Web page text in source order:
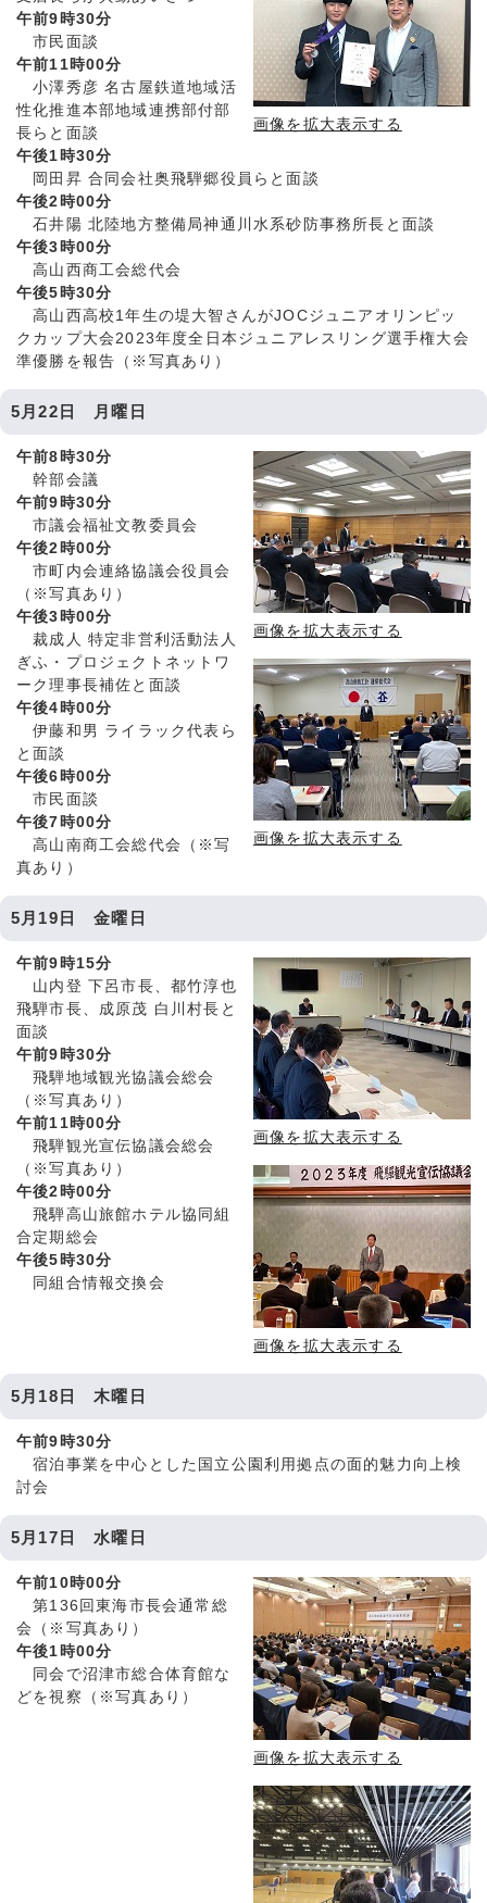
画像を拡大表示する
午前9時30分
市民面談
午前11時00分
小澤秀彦 名古屋鉄道地域活
性化推進本部地域連携部付部
長らと面談
午後1時30分
岡田昇 合同会社奥飛騨郷役員らと面談
午後2時00分
石井陽 北陸地方整備局神通川水系砂防事務所長と面談
午後3時00分
高山西商工会総代会
午後5時30分
高山西高校1年生の堤大智さんがJOCジュニアオリンピッ
クカップ大会2023年度全日本ジュニアレスリング選手権大会
準優勝を報告（※写真あり）
5月22日 月曜日
画像を拡大表示する
画像を拡大表示する
午前8時30分
幹部会議
午前9時30分
市議会福祉文教委員会
午後2時00分
市町内会連絡協議会役員会
（※写真あり）
午後3時00分
裁成人 特定非営利活動法人
ぎふ・プロジェクトネットワ
ーク理事長補佐と面談
午後4時00分
伊藤和男 ライラック代表ら
と面談
午後6時00分
市民面談
午後7時00分
高山南商工会総代会（※写
真あり）
5月19日 金曜日
画像を拡大表示する
画像を拡大表示する
午前9時15分
山内登 下呂市長、都竹淳也
飛騨市長、成原茂 白川村長と
面談
午前9時30分
飛騨地域観光協議会総会
（※写真あり）
午前11時00分
飛騨観光宣伝協議会総会
（※写真あり）
午後2時00分
飛騨高山旅館ホテル協同組
合定期総会
午後5時30分
同組合情報交換会
5月18日 木曜日
午前9時30分
宿泊事業を中心とした国立公園利用拠点の面的魅力向上検
討会
5月17日 水曜日
画像を拡大表示する
午前10時00分
第136回東海市長会通常総
会（※写真あり）
午後1時00分
同会で沼津市総合体育館な
どを視察（※写真あり）